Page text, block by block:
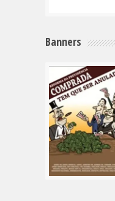
Banners